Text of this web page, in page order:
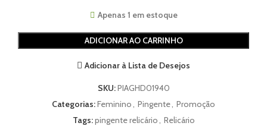
Apenas 1 em estoque
ADICIONAR AO CARRINHO
Adicionar à Lista de Desejos
SKU:PIAGHD01940
Categorias:Feminino, Pingente, Promoção
Tags:pingente relicário, Relicário